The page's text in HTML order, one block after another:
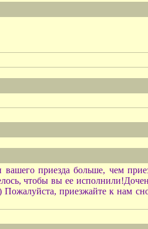
приезда больше, чем
чтобы вы ее
приезжайте к нам